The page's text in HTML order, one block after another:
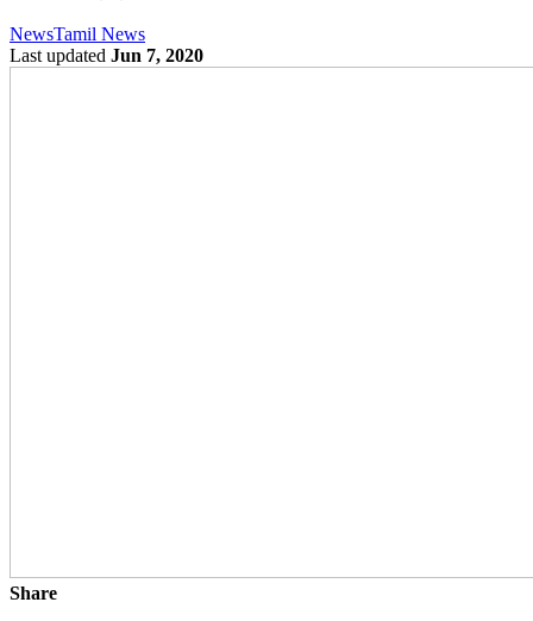
NewsTamil News
Last updated Jun 7, 2020
Share